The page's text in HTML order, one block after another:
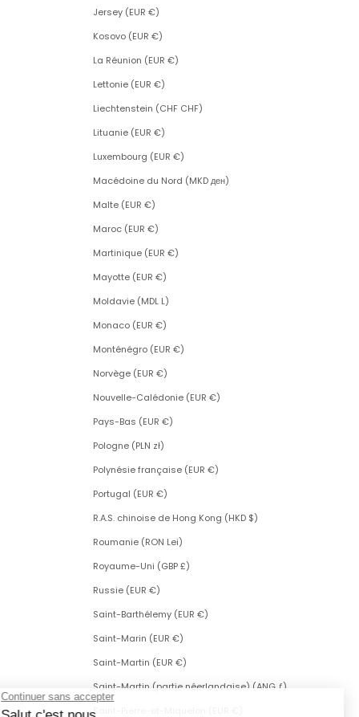
Jersey (EUR €)
Kosovo (EUR €)
La Réunion (EUR €)
Lettonie (EUR €)
Liechtenstein (CHF CHF)
Lituanie (EUR €)
Luxembourg (EUR €)
Macédoine du Nord (MKD ден)
Malte (EUR €)
Maroc (EUR €)
Martinique (EUR €)
Mayotte (EUR €)
Moldavie (MDL L)
Monaco (EUR €)
Monténégro (EUR €)
Norvège (EUR €)
Nouvelle-Calédonie (EUR €)
Pays-Bas (EUR €)
Pologne (PLN zł)
Polynésie française (EUR €)
Portugal (EUR €)
R.A.S. chinoise de Hong Kong (HKD $)
Roumanie (RON Lei)
Royaume-Uni (GBP £)
Russie (EUR €)
Saint-Barthélemy (EUR €)
Saint-Marin (EUR €)
Saint-Martin (EUR €)
Saint-Martin (partie néerlandaise) (ANG ƒ)
Saint-Pierre-et-Miquelon (EUR €)